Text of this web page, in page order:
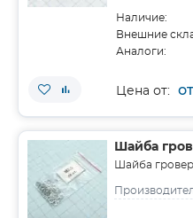
Наличие:
Внешние
Аналоги:
Цена от:
Шайба
Шайба